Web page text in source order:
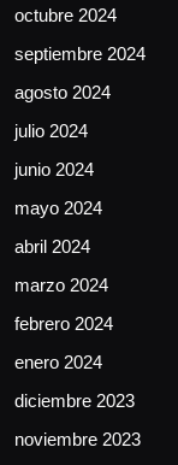
octubre 2024
septiembre 2024
agosto 2024
julio 2024
junio 2024
mayo 2024
abril 2024
marzo 2024
febrero 2024
enero 2024
diciembre 2023
noviembre 2023